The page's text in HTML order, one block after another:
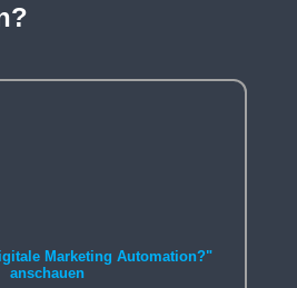
Marketing Automation?"
anschauen